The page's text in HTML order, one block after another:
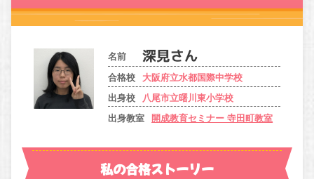
名前
合格校
大阪府立水都国際中学校
出身校
八尾市立曙川東小学校
出身教室
開成教育セミナー 寺田町教室
私の合格ストーリー